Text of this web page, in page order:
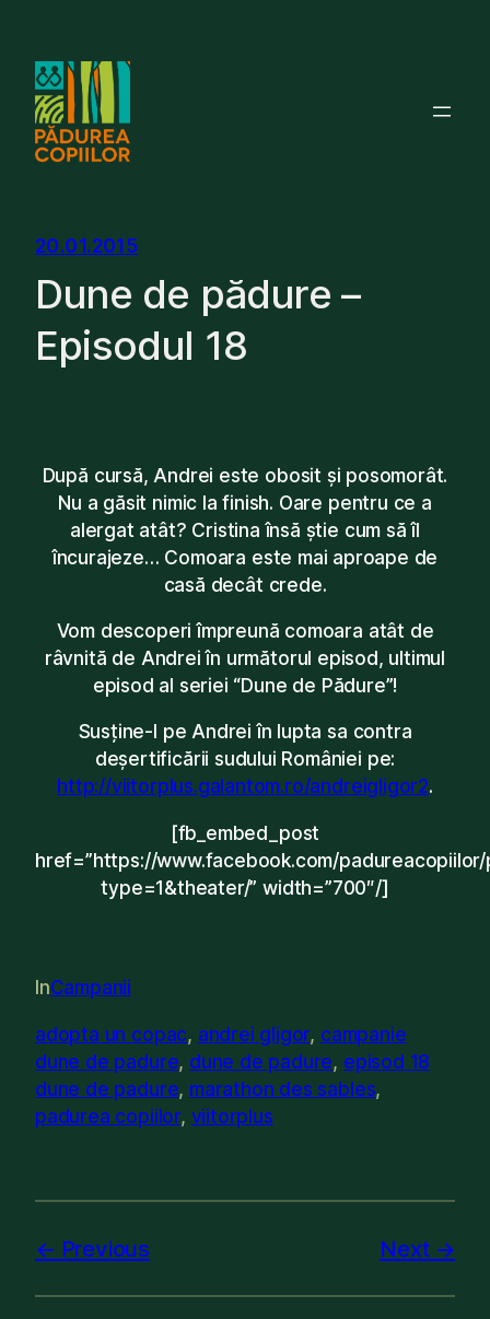
content
20.01.2015
Dune de pădure –
Episodul 18
După cursă, Andrei este obosit și posomorât.
Nu a găsit nimic la finish. Oare pentru ce a
alergat atât? Cristina însă știe cum să îl
încurajeze… Comoara este mai aproape de
casă decât crede.
Vom descoperi împreună comoara atât de
râvnită de Andrei în următorul episod, ultimul
episod al seriei “Dune de Pădure”!
Susține-l pe Andrei în lupta sa contra
deșertificării sudului României pe:
http://viitorplus.galantom.ro/andreigligor2.
[fb_embed_post
href=”https://www.facebook.com/
type=1&theater/” width=”700″/]
InCampanii
adopta un copac, andrei gligor, campanie
dune de padure, dune de padure, episod 18
dune de padure, marathon des sables
padurea copiilor, viitorplus
Previous Next